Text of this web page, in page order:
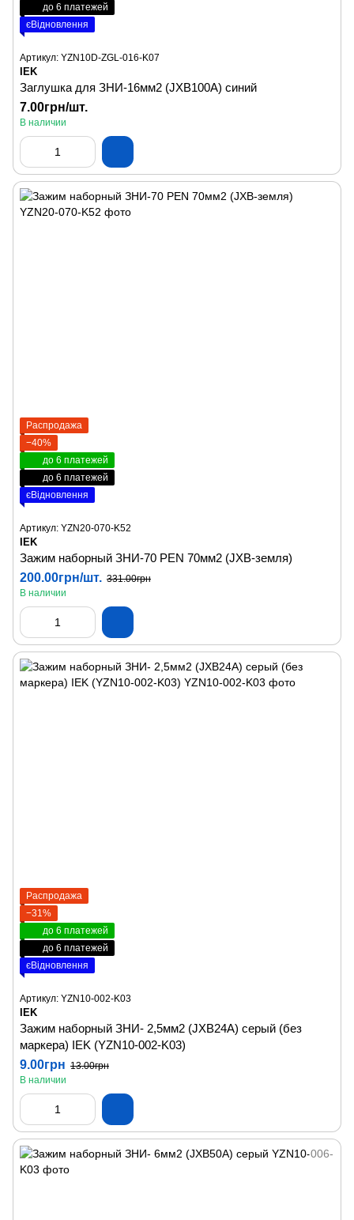
до 6 платежей
єВідновлення
Артикул: YZN10D-ZGL-016-K07
IEK
Заглушка для ЗНИ-16мм2 (JXB100A) синий
7.00грн/шт.
В наличии
Распродажа
−40%
до 6 платежей
до 6 платежей
єВідновлення
Артикул: YZN20-070-K52
IEK
Зажим наборный ЗНИ-70 PEN 70мм2 (JXB-земля)
200.00грн/шт. 331.00грн
В наличии
Распродажа
−31%
до 6 платежей
до 6 платежей
єВідновлення
Артикул: YZN10-002-K03
IEK
Зажим наборный ЗНИ- 2,5мм2 (JXB24А) серый (без
маркера) IEK (YZN10-002-K03)
9.00грн 13.00грн
В наличии